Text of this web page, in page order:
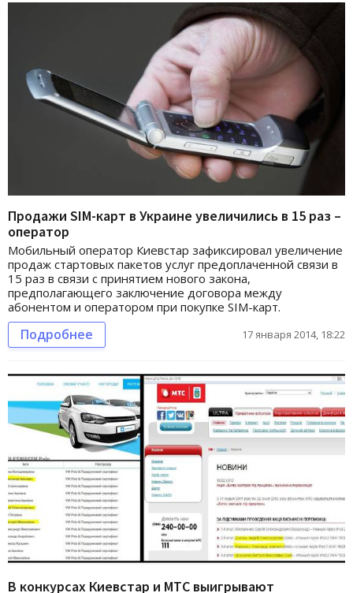
Продажи SIM-карт в Украине увеличились в 15 раз –
оператор
Мобильный оператор Киевстар зафиксировал увеличение
продаж стартовых пакетов услуг предоплаченной связи в
15 раз в связи с принятием нового закона,
предполагающего заключение договора между
абонентом и оператором при покупке SIM-карт.
Подробнее 17 января 2014, 18:22
В конкурсах Киевстар и МТС выигрывают